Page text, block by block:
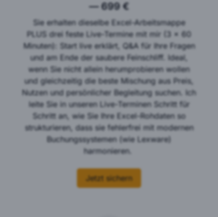
— 699 €
Sie erhalten dieselbe Excel-Arbeitsmappe
PLUS drei feste Live-Termine mit mir (3 x 60
Minuten): Start live erklärt, Q&A für Ihre Fragen
und am Ende der saubere Feinschliff. Ideal,
wenn Sie nicht allein herumprobieren wollen
und gleichzeitig die beste Mischung aus Preis,
Nutzen und persönlicher Begleitung suchen. Ich
leite Sie in unseren Live-Terminen Schritt für
Schritt an, wie Sie Ihre Excel-Rohdaten so
strukturieren, dass sie fehlerfrei mit modernen
Buchungssystemen (wie Lexware)
harmonieren.
Jetzt sichern